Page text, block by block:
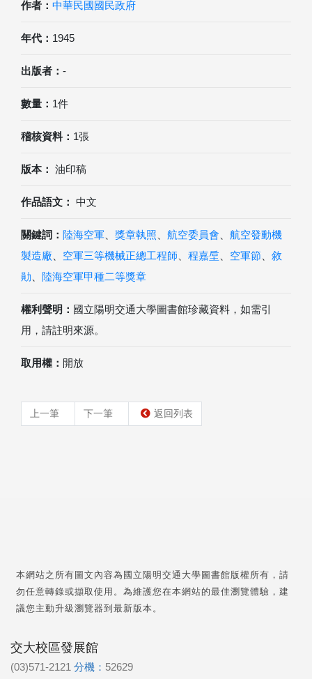
作者： 中華民國國民政府
年代： 1945
出版者： -
數量： 1件
稽核資料： 1張
版本： 油印稿
作品語文： 中文
關鍵詞： 陸海空軍 獎章執照 航空委員會
航空發動機
製造廠
空軍三等機械正總工程師 程嘉垕 空軍節
敘
勛
陸海空軍甲種二等獎章
權利聲明： 國立陽明交通大學圖書館珍藏資料，如需引
用，請註明來源。
取用權： 開放
上一筆 下一筆 返回列表
本網站之所有圖文內容為國立陽明交通大學圖書館版權所有，請
勿任意轉錄或擷取使用。為維護您在本網站的最佳瀏覽體驗，建
議您主動升級瀏覽器到最新版本。
交大校區發展館
(03)571-2121 分機： 52629